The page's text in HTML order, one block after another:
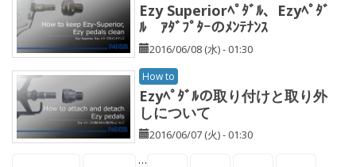
Ezy Superiorﾍﾟﾀﾞﾙ、Ezyﾍﾟﾀﾞ
ﾙ ｱﾀﾞﾌﾟﾀｰのﾒﾝﾃﾅﾝｽ
2016/06/08 (水) - 01:30
How to
Ezyﾍﾟﾀﾞﾙの取り付けと取り外
しについて
2016/06/07 (火) - 01:30
…